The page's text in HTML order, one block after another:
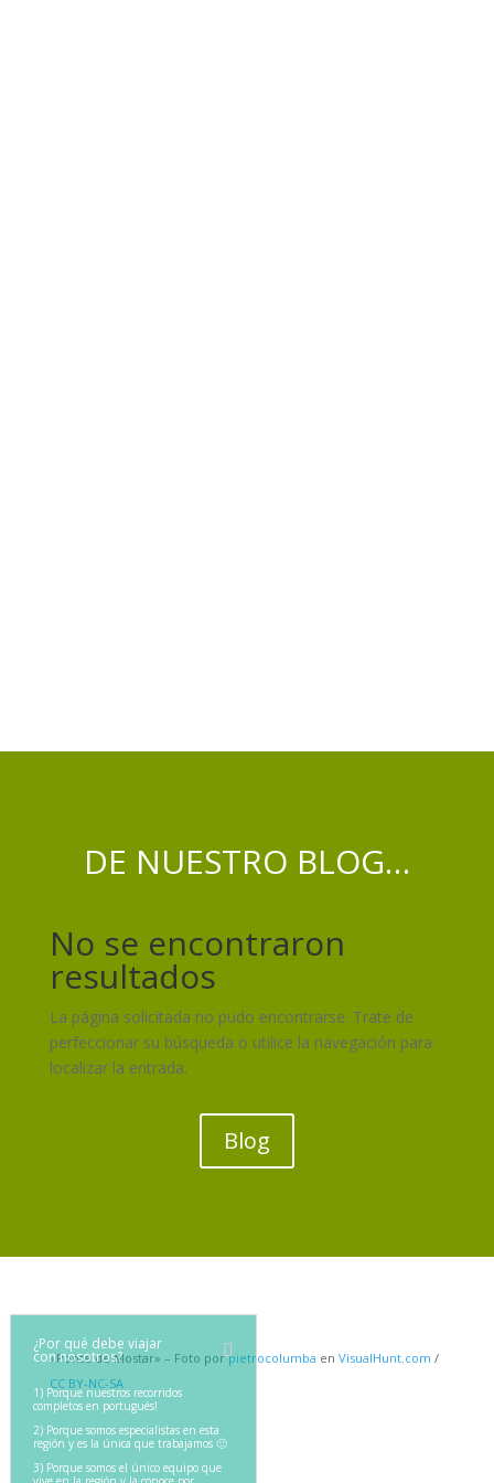
¿Por qué debe viajar
con nosotros?
1) Porque nuestros recorridos
completos en portugués!
2) Porque somos especialistas en esta
región y es la única que trabajamos 🙂
3) Porque somos el único equipo que
DE NUESTRO BLOG…
No se encontraron
resultados
La página solicitada no pudo encontrarse. Trate de
perfeccionar su búsqueda o utilice la navegación para
localizar la entrada.
Blog
«Ponte de Mostar» – Foto porpietrocolumba en VisualHunt.com /
CC BY-NC-SA